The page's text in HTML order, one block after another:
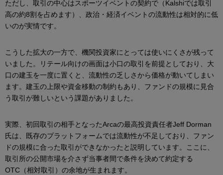
ただし、取引の中心はスポーツイベントの契約で（Kalshiでは取引
高の約8割を占めます）、政治・経済イベントの流動性は相対的に低
いのが実情です。
こうした拡大の一方で、機関投資家にとっては使いにくさが残って
いました。リテール向けの画面は小口の取引を前提としており、大
口の建玉を一度に置くと、流動性の乏しさから価格が動いてしまい
ます。建玉の上限や資金移動の制約もあり、ファンドの規模に見合
う取引が難しいという課題がありました。
実際、初回取引の相手となったArcaの最高投資責任者Jeff Dorman
氏は、既存のプラットフォームでは流動性が不足しており、ファン
ドの規模に合った取引ができなかったと説明しています。ここに、
取引所の公開市場を介さず当事者間で条件を決めて約定する
OTC（相対取引）の余地が生まれます。